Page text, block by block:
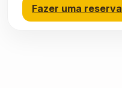
Fazer uma reserva